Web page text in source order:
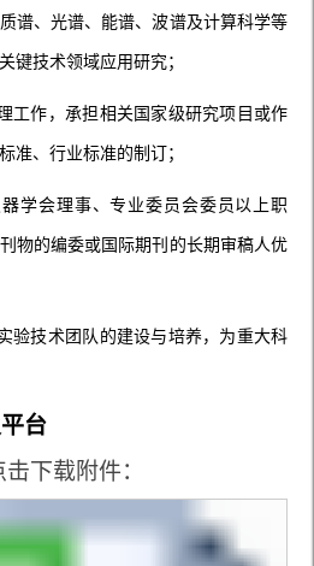
谱、光谱、能谱、波谱及计算科学等
键技术领域应用研究；
工作，承担相关国家级研究项目或作
准、行业标准的制订；
学会理事、专业委员会委员以上职
物的编委或国际期刊的长期审稿人优
验技术团队的建设与培养，为重大科
台
击下载附件：